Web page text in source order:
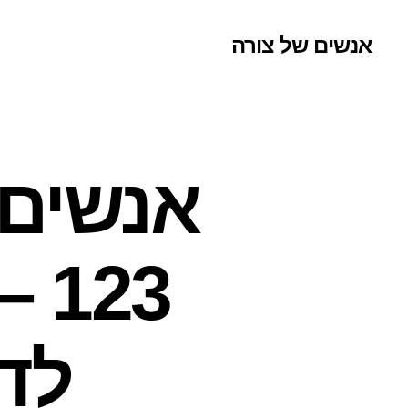
אנשים של צורה